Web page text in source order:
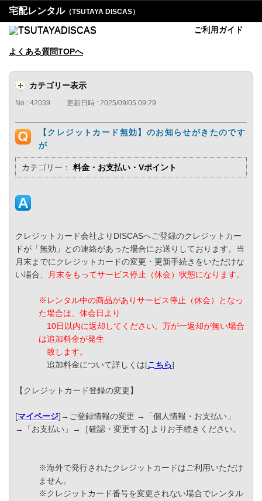
宅配レンタル（TSUTAYA DISCAS）
ご利用ガイド
よくある質問TOPへ
カテゴリー表示
No : 42039 更新日時 : 2025/09/05 09:29
【クレジットカード無効】のお知らせがきたのです
が
カテゴリー： 料金・お支払い・Vポイント
クレジットカード会社よりDISCASへご登録のクレジットカー
ドが「無効」との連絡があった場合にお送りしております。当
月末までにクレジットカードの変更・更新手続きをいただけな
い場合、
月末をもってサービス停止（休会）状態になります。
※レンタル中の商品がありサービス停止（休会）となっ
た場合は、休会日より
10日以内に返却してください。万が一返却が無い場合
は追加料金が発生
致します。
追加料金について詳しくは[こちら]
【クレジットカード登録の変更】
[マイページ]→ご登録情報の変更 →「個人情報・お支払い」
→「お支払い」→［確認・変更する] よりお手続きください。
※海外で発行されたクレジットカードはご利用いただけ
ません。
※クレジットカード番号を変更されない場合でレンタル